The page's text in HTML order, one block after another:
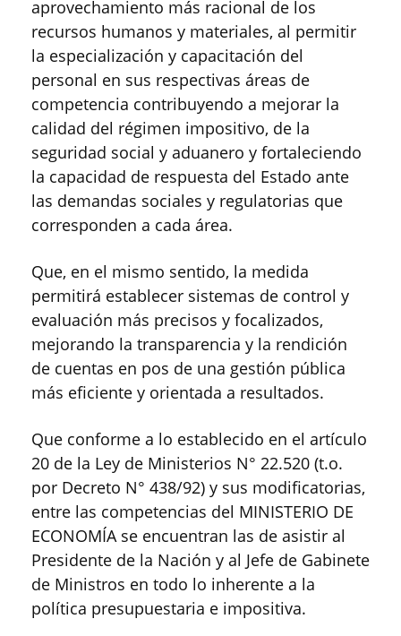
aprovechamiento más racional de los
recursos humanos y materiales, al permitir
la especialización y capacitación del
personal en sus respectivas áreas de
competencia contribuyendo a mejorar la
calidad del régimen impositivo, de la
seguridad social y aduanero y fortaleciendo
la capacidad de respuesta del Estado ante
las demandas sociales y regulatorias que
corresponden a cada área.
Que, en el mismo sentido, la medida
permitirá establecer sistemas de control y
evaluación más precisos y focalizados,
mejorando la transparencia y la rendición
de cuentas en pos de una gestión pública
más eficiente y orientada a resultados.
Que conforme a lo establecido en el artículo
20 de la Ley de Ministerios N° 22.520 (t.o.
por Decreto N° 438/92) y sus modificatorias,
entre las competencias del MINISTERIO DE
ECONOMÍA se encuentran las de asistir al
Presidente de la Nación y al Jefe de Gabinete
de Ministros en todo lo inherente a la
política presupuestaria e impositiva.